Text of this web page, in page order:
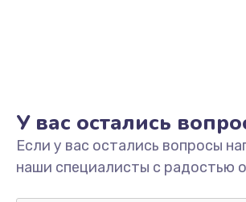
1550 руб.
Заказать
У вас остались
Если у вас остались вопросы
наши специалисты с радостью